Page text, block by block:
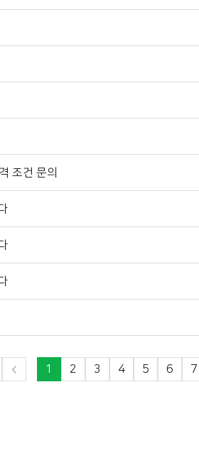
조건 문의
1 2 3 4 5 6 7